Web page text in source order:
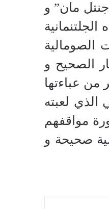
مان” و
الصومالية
الصحيح و
من عباءتها
لعبته
مواقفهم
صحيحة و